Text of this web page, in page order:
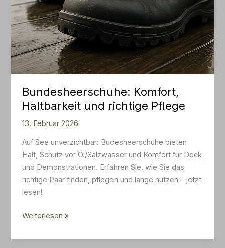
Bundesheerschuhe: Komfort,
Haltbarkeit und richtige Pflege
13. Februar 2026
Auf See unverzichtbar: Budesheerschuhe bieten
Halt, Schutz vor Öl/Salzwasser und Komfort für Deck
und Demonstrationen. Erfahren Sie, wie Sie das
richtige Paar finden, pflegen und lange nutzen – jetzt
lesen!
Bundesheerschuhe:
Haltbarkeit
Weiterlesen »